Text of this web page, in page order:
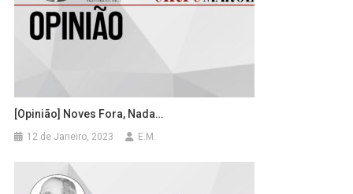
[Opinião] Noves Fora, Nada…
12 de Janeiro, 2023 E.M.